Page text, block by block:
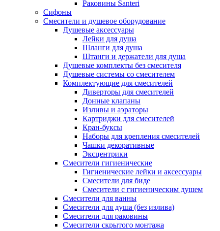
Раковины Santeri
Сифоны
Смесители и душевое оборудование
Душевые аксессуары
Лейки для душа
Шланги для душа
Штанги и держатели для душа
Душевые комплекты без смесителя
Душевые системы со смесителем
Комплектующие для смесителей
Диверторы для смесителей
Донные клапаны
Изливы и аэраторы
Картриджи для смесителей
Кран-буксы
Наборы для крепления смесителей
Чашки декоративные
Эксцентрики
Смесители гигиенические
Гигиенические лейки и аксессуары
Смесители для биде
Смесители с гигиеническим душем
Смесители для ванны
Смесители для душа (без излива)
Смесители для раковины
Смесители скрытого монтажа